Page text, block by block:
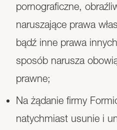
pornograficzne,
naruszające prawa
bądź inne prawa
sposób narusza
prawne;
Na żądanie firmy
natychmiast usunie i